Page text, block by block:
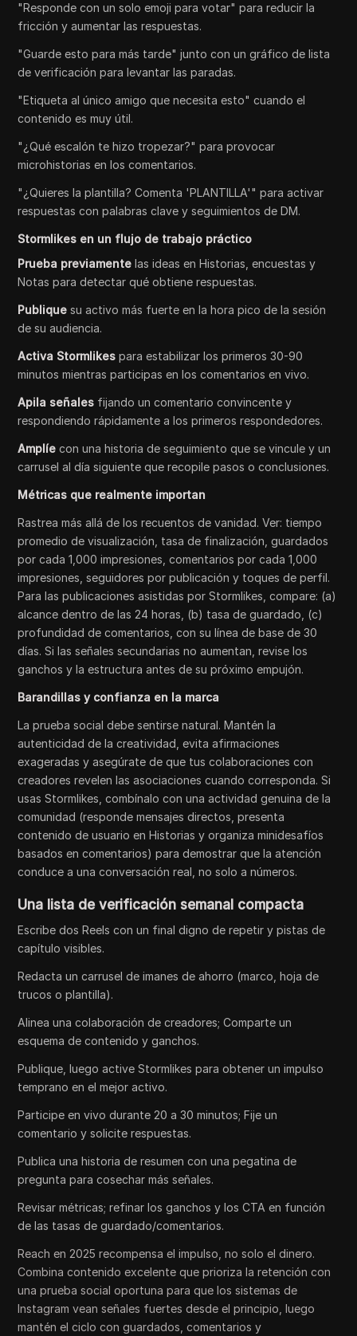
"Responde con un solo emoji para votar" para reducir la
fricción y aumentar las respuestas.
"Guarde esto para más tarde" junto con un gráfico de lista
de verificación para levantar las paradas.
"Etiqueta al único amigo que necesita esto" cuando el
contenido es muy útil.
"¿Qué escalón te hizo tropezar?" para provocar
microhistorias en los comentarios.
"¿Quieres la plantilla? Comenta 'PLANTILLA'" para activar
respuestas con palabras clave y seguimientos de DM.
Stormlikes en un flujo de trabajo práctico
Prueba previamente las ideas en Historias, encuestas y
Notas para detectar qué obtiene respuestas.
Publique su activo más fuerte en la hora pico de la sesión
de su audiencia.
Activa Stormlikes para estabilizar los primeros 30-90
minutos mientras participas en los comentarios en vivo.
Apila señales fijando un comentario convincente y
respondiendo rápidamente a los primeros respondedores.
Amplíe con una historia de seguimiento que se vincule y un
carrusel al día siguiente que recopile pasos o conclusiones.
Métricas que realmente importan
Rastrea más allá de los recuentos de vanidad. Ver: tiempo
promedio de visualización, tasa de finalización, guardados
por cada 1,000 impresiones, comentarios por cada 1,000
impresiones, seguidores por publicación y toques de perfil.
Para las publicaciones asistidas por Stormlikes, compare: (a)
alcance dentro de las 24 horas, (b) tasa de guardado, (c)
profundidad de comentarios, con su línea de base de 30
días. Si las señales secundarias no aumentan, revise los
ganchos y la estructura antes de su próximo empujón.
Barandillas y confianza en la marca
La prueba social debe sentirse natural. Mantén la
autenticidad de la creatividad, evita afirmaciones
exageradas y asegúrate de que tus colaboraciones con
creadores revelen las asociaciones cuando corresponda. Si
usas Stormlikes, combínalo con una actividad genuina de la
comunidad (responde mensajes directos, presenta
contenido de usuario en Historias y organiza minidesafíos
basados en comentarios) para demostrar que la atención
conduce a una conversación real, no solo a números.
Una lista de verificación semanal compacta
Escribe dos Reels con un final digno de repetir y pistas de
capítulo visibles.
Redacta un carrusel de imanes de ahorro (marco, hoja de
trucos o plantilla).
Alinea una colaboración de creadores; Comparte un
esquema de contenido y ganchos.
Publique, luego active Stormlikes para obtener un impulso
temprano en el mejor activo.
Participe en vivo durante 20 a 30 minutos; Fije un
comentario y solicite respuestas.
Publica una historia de resumen con una pegatina de
pregunta para cosechar más señales.
Revisar métricas; refinar los ganchos y los CTA en función
de las tasas de guardado/comentarios.
Reach en 2025 recompensa el impulso, no solo el dinero.
Combina contenido excelente que prioriza la retención con
una prueba social oportuna para que los sistemas de
Instagram vean señales fuertes desde el principio, luego
mantén el ciclo con guardados, comentarios y